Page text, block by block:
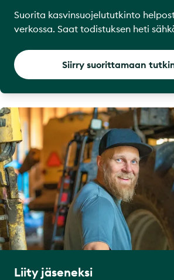
Suorita kasvinsuojelututkinto
verkossa. Saat todistuksen heti
Siirry suorittamaan
Liity jäseneksi